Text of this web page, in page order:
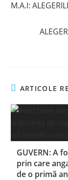
articles
M.A.I:
ARTICOLE
GUVERN: A
prin care
de o primă